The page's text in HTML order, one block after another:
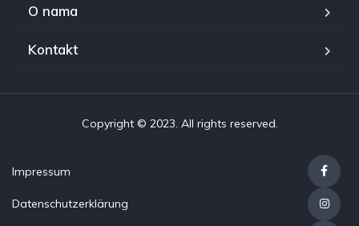
O nama
Kontakt
Copyright © 2023. All rights reserved.
Impressum
Datenschutzerklärung